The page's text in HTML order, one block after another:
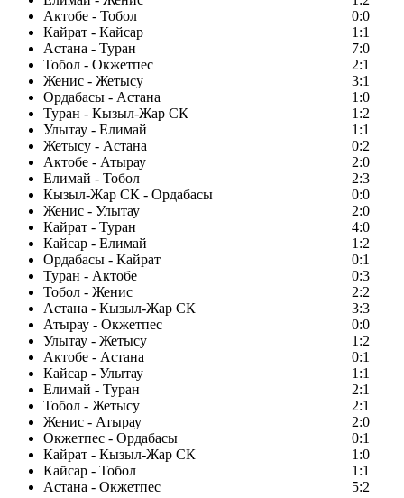
Актобе - Тобол
0:0
Кайрат - Кайсар
1:1
Астана - Туран
7:0
Тобол - Окжетпес
2:1
Женис - Жетысу
3:1
Ордабасы - Астана
1:0
Туран - Кызыл-Жар СК
1:2
Улытау - Елимай
1:1
Жетысу - Астана
0:2
Актобе - Атырау
2:0
Елимай - Тобол
2:3
Кызыл-Жар СК - Ордабасы
0:0
Женис - Улытау
2:0
Кайрат - Туран
4:0
Кайсар - Елимай
1:2
Ордабасы - Кайрат
0:1
Туран - Актобе
0:3
Тобол - Женис
2:2
Астана - Кызыл-Жар СК
3:3
Атырау - Окжетпес
0:0
Улытау - Жетысу
1:2
Актобе - Астана
0:1
Кайсар - Улытау
1:1
Елимай - Туран
2:1
Тобол - Жетысу
2:1
Женис - Атырау
2:0
Окжетпес - Ордабасы
0:1
Кайрат - Кызыл-Жар СК
1:0
Кайсар - Тобол
1:1
Астана - Окжетпес
5:2